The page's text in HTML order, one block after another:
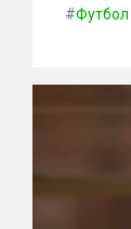
#Футбол